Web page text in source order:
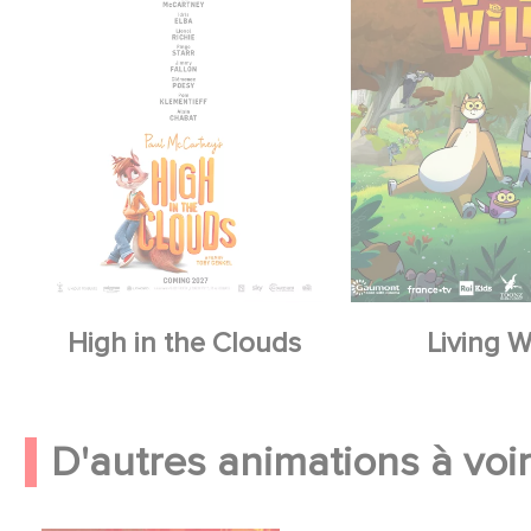
High in the Clouds Living
D'autres animations à voir